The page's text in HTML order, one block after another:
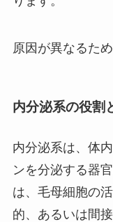
原因が異なるた
内分泌系の役割
内分泌系は、体
ンを分泌する器
は、毛母細胞の
的、あるいは間